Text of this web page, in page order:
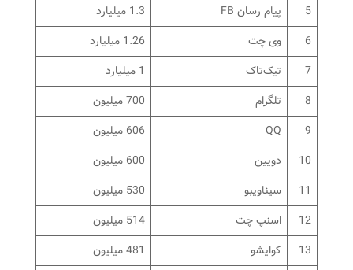
5
پیام رسان FB
1.3 میلیارد
6
وی چت
1.26 میلیارد
7
تیک‌تاک
1 میلیارد
8
تلگرام
700 میلیون
9
QQ
606 میلیون
10
دویین
600 میلیون
11
سینا‌ویبو
530 میلیون
12
اسنپ ​‌چت
514 میلیون
13
کوایشو
481 میلیون